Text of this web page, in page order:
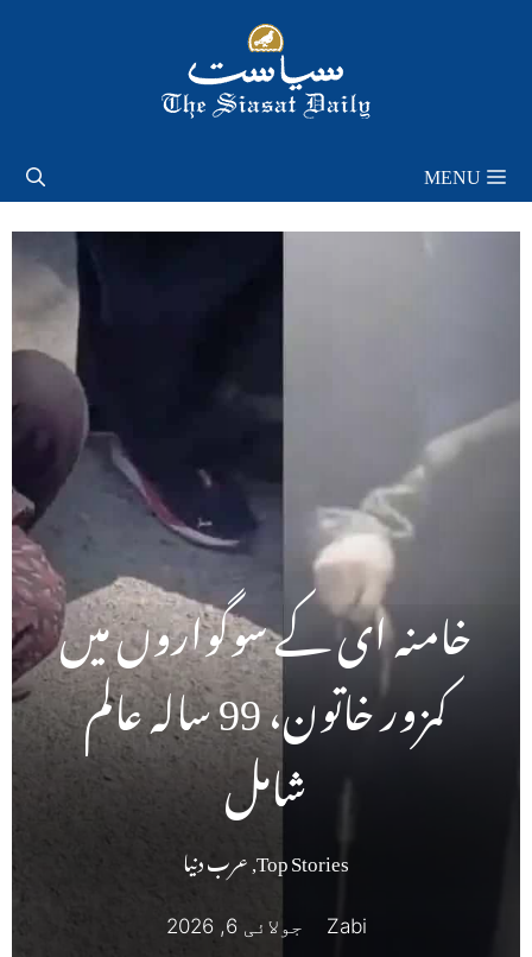
MENU
خامنہ ای کے سوگواروں میں
کمزور خاتون، 99 سالہ عالم
شامل
Top Stories
,عرب دنیا
Zabi جولائی 6, 2026